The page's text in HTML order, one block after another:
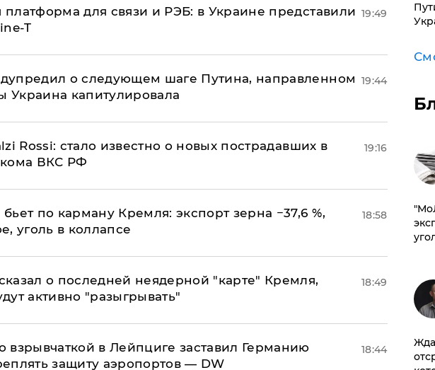
платформа для связи и РЭБ: в Украине представили
T
19:49
о следующем шаге Путина, направленном
Украина капитулировала
19:44
Rossi: стало известно о новых пострадавших в
ВКС РФ
19:16
по карману Кремля: экспорт зерна −37,6 %,
уголь в коллапсе
18:58
о последней неядерной "карте" Кремля,
активно "разыгрывать"
18:49
взрывчаткой в Лейпциге заставил Германию
защиту аэропортов — DW
18:44